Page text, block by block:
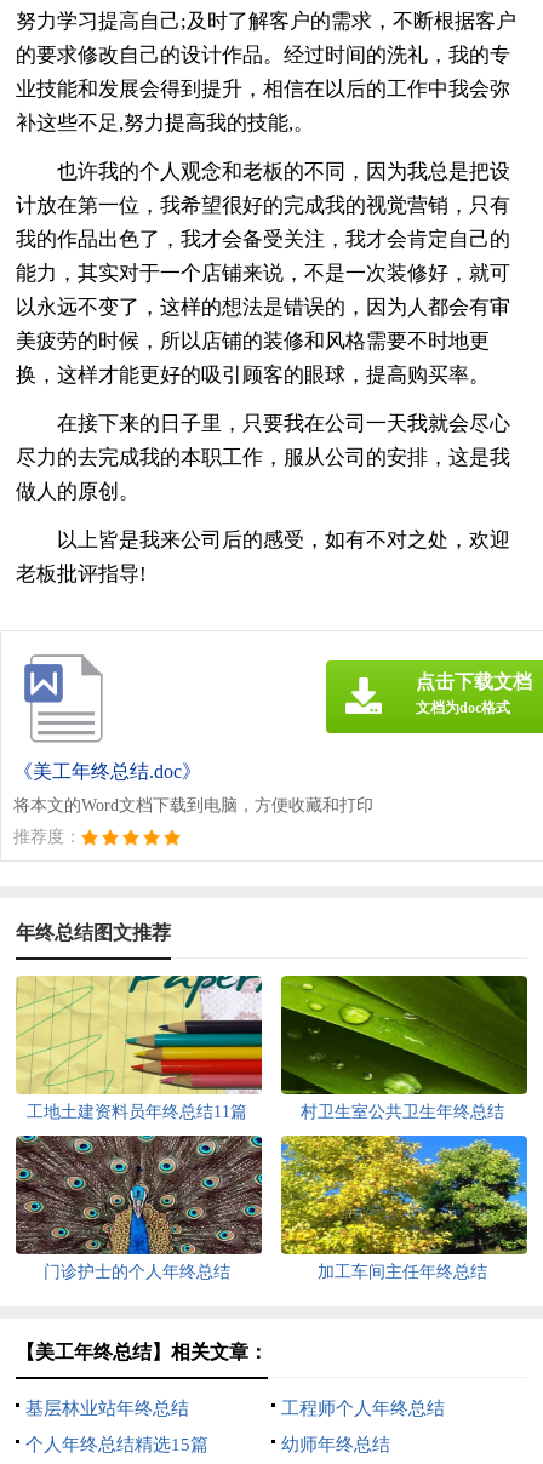
努力学习提高自己;及时了解客户的需求，不断根据客户
的要求修改自己的设计作品。经过时间的洗礼，我的专
业技能和发展会得到提升，相信在以后的工作中我会弥
补这些不足,努力提高我的技能,。
也许我的个人观念和老板的不同，因为我总是把设
计放在第一位，我希望很好的完成我的视觉营销，只有
我的作品出色了，我才会备受关注，我才会肯定自己的
能力，其实对于一个店铺来说，不是一次装修好，就可
以永远不变了，这样的想法是错误的，因为人都会有审
美疲劳的时候，所以店铺的装修和风格需要不时地更
换，这样才能更好的吸引顾客的眼球，提高购买率。
在接下来的日子里，只要我在公司一天我就会尽心
尽力的去完成我的本职工作，服从公司的安排，这是我
做人的原创。
以上皆是我来公司后的感受，如有不对之处，欢迎
老板批评指导!
《美工年终总结.doc》
将本文的Word文档下载到电脑，方便收藏和打印
推荐度：
点击下载文档
文档为doc格式
年终总结图文推荐
工地土建资料员年终总结11篇 村卫生室公共卫生年终总结
门诊护士的个人年终总结 加工车间主任年终总结
【美工年终总结】相关文章：
基层林业站年终总结
工程师个人年终总结
个人年终总结精选15篇
幼师年终总结